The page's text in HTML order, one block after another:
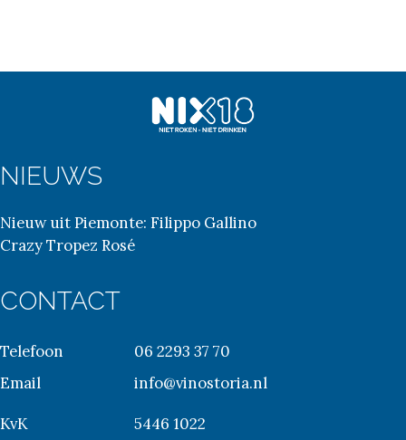
NIEUWS
Nieuw uit Piemonte: Filippo Gallino
Crazy Tropez Rosé
CONTACT
Telefoon
06 2293 37 70
Email
info@vinostoria.nl
KvK 5446 1022